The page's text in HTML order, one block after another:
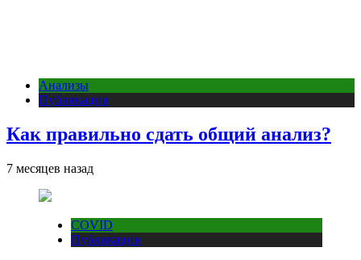
Анализы
Публикации
Как правильно сдать общий анализ?
7 месяцев назад
COVID
Публикации